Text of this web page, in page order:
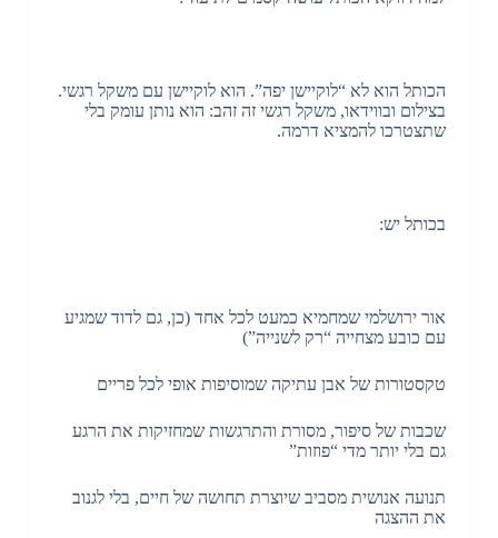
הכותל הוא לא “לוקיישן יפה”. הוא לוקיישן עם משקל רגשי.
בצילום ובווידאו, משקל רגשי זה זהב: הוא נותן עומק בלי
שתצטרכו להמציא דרמה.
בכותל יש:
אור ירושלמי שמחמיא כמעט לכל אחד (כן, גם לדוד שמגיע
עם כובע מצחייה “רק לשנייה”)
טקסטורות של אבן עתיקה שמוסיפות אופי לכל פריים
שכבות של סיפור, מסורת והתרגשות שמחזיקות את הרגע
גם בלי יותר מדי “פוזות”
תנועה אנושית מסביב שיוצרת תחושה של חיים, בלי לגנוב
את ההצגה